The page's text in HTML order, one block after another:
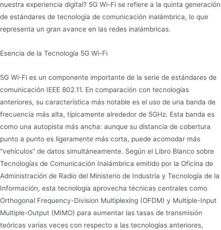
nuestra experiencia digital? 5G Wi-Fi se refiere a la quinta generación
de estándares de tecnología de comunicación inalámbrica, lo que
representa un gran avance en las redes inalámbricas.
Esencia de la Tecnología 5G Wi-Fi
5G Wi-Fi es un componente importante de la serie de estándares de
comunicación IEEE 802.11. En comparación con tecnologías
anteriores, su característica más notable es el uso de una banda de
frecuencia más alta, típicamente alrededor de 5GHz. Esta banda es
como una autopista más ancha: aunque su distancia de cobertura
punto a punto es ligeramente más corta, puede acomodar más
“vehículos” de datos simultáneamente. Según el Libro Blanco sobre
Tecnologías de Comunicación Inalámbrica emitido por la Oficina de
Administración de Radio del Ministerio de Industria y Tecnología de la
Información, esta tecnología aprovecha técnicas centrales como
Orthogonal Frequency-Division Multiplexing (OFDM) y Multiple-Input
Multiple-Output (MIMO) para aumentar las tasas de transmisión
teóricas varias veces con respecto a las tecnologías anteriores,